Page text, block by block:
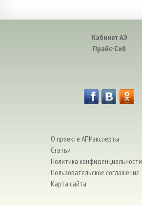
Кабинет АЭ
Прайс-Сиб
О проекте АПИэксперты
Статьи
Политика конфиденциальности
Пользовательское соглашение
Карта сайта